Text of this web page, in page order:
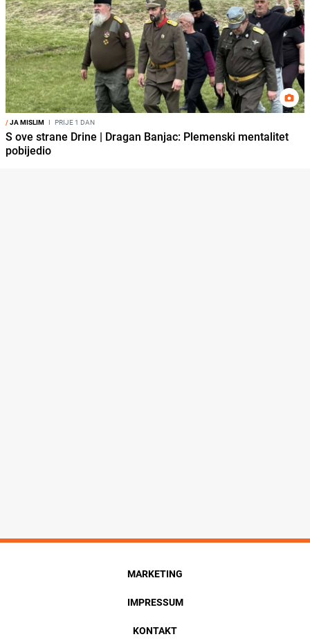
/JA MISLIM I PRIJE 1 DAN
S ove strane Drine | Dragan Banjac: Plemenski mentalitet
pobijedio
MARKETING
IMPRESSUM
KONTAKT